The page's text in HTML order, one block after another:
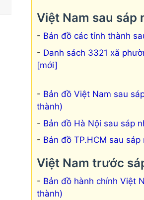
Việt Nam sau sáp
Bản đồ các tỉnh thành
Danh sách 3321 xã
[mới]
Bản đồ Việt Nam sau
thành)
Bản đồ Hà Nội sau sáp
Bản đồ TP.HCM sau sáp
Việt Nam trước
Bản đồ hành chính Việt
thành)